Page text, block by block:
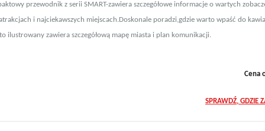
przewodnik z serii SMART-zawiera szczegółowe informacje o wartych
i najciekawszych miejscach.Doskonale poradzi,gdzie warto wpaść do
ilustrowany zawiera szczegółową mapę miasta i plan komunikacji.
Cena
SPRAWDŹ, GDZIE